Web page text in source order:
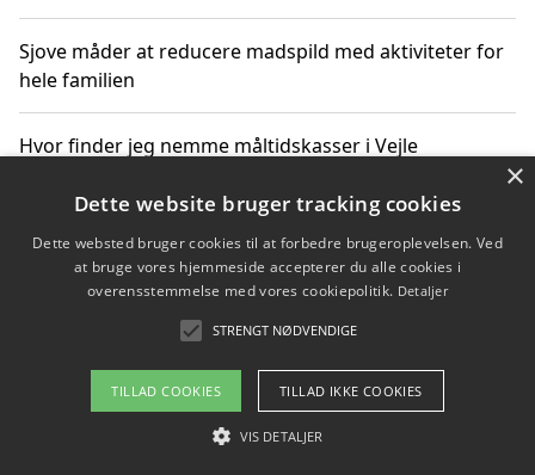
Sjove måder at reducere madspild med aktiviteter for
hele familien
Hvor finder jeg nemme måltidskasser i Vejle
Copyright 2026 - Pilanto Aps
Om / kontakt
Blog Betingelser
×
Dette website bruger tracking cookies
Dette websted bruger cookies til at forbedre brugeroplevelsen. Ved
at bruge vores hjemmeside accepterer du alle cookies i
overensstemmelse med vores cookiepolitik. Detaljer
STRENGT NØDVENDIGE
TILLAD COOKIES TILLAD IKKE COOKIES
VIS DETALJER